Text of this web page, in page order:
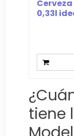
Cerveza
0,33l
tiene